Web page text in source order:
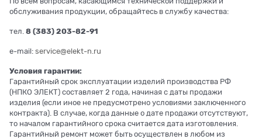
обслуживания продукции, обращайтесь в службу качества:
тел. 8 (383) 203-82-91
e-mail: service@elekt-n.ru
Условия гарантии:
Гарантийный срок эксплуатации изделий производства РФ
(НПКО ЭЛЕКТ) составляет 2 года, начиная с даты продажи
изделия (если иное не предусмотрено условиями заключенного
контракта). В случае, когда данные о дате продажи отсутствуют,
то началом гарантийного срока считается дата изготовления.
Гарантийный ремонт может быть осуществлен в любом из